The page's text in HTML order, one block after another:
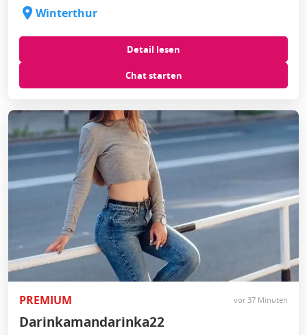
Winterthur
Detail lesen
Chat starten
PREMIUM vor 37 Minuten
Darinkamandarinka22